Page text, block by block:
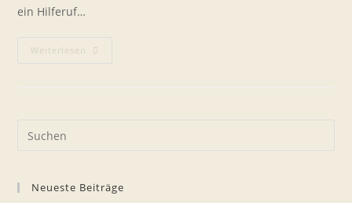
ein Hilferuf…
Weiterlesen Pol,
Neueste Beiträge